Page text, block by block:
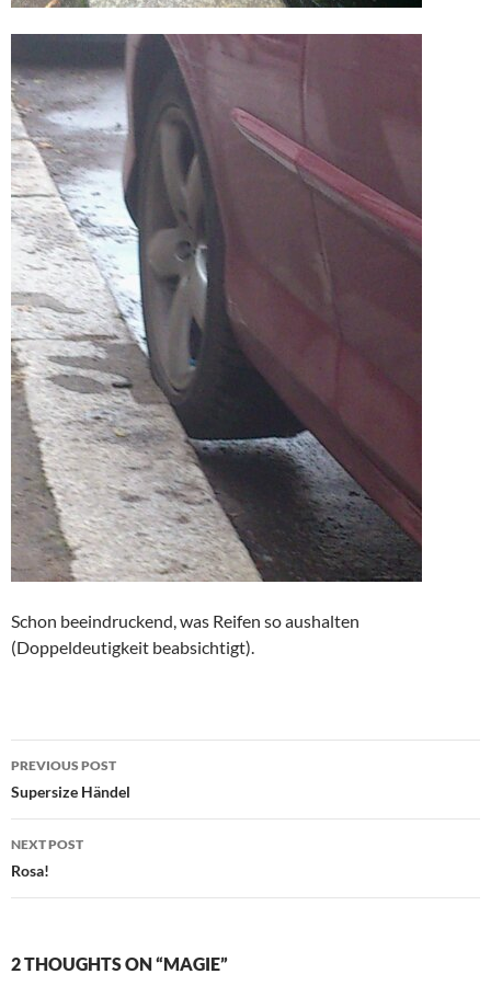
Schon beeindruckend, was Reifen so aushalten
(Doppeldeutigkeit beabsichtigt).
Post
navigation
PREVIOUS POST
Supersize Händel
NEXT POST
Rosa!
2 THOUGHTS ON “MAGIE”